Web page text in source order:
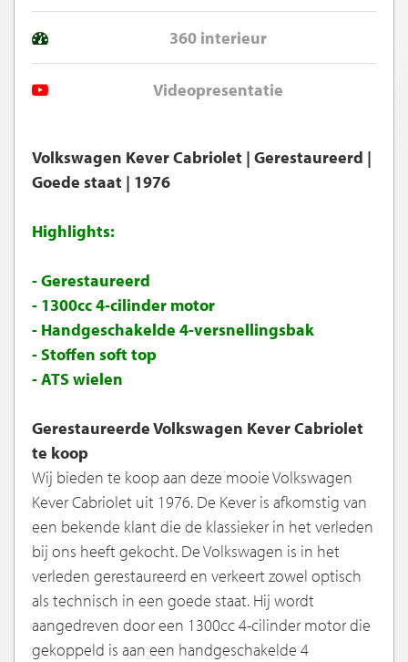
360 interieur
Videopresentatie
Volkswagen Kever Cabriolet | Gerestaureerd |
Goede staat | 1976
Highlights:
- Gerestaureerd
- 1300cc 4-cilinder motor
- Handgeschakelde 4-versnellingsbak
- Stoffen soft top
- ATS wielen
Gerestaureerde Volkswagen Kever Cabriolet
te koop
Wij bieden te koop aan deze mooie Volkswagen
Kever Cabriolet uit 1976. De Kever is afkomstig van
een bekende klant die de klassieker in het verleden
bij ons heeft gekocht. De Volkswagen is in het
verleden gerestaureerd en verkeert zowel optisch
als technisch in een goede staat. Hij wordt
aangedreven door een 1300cc 4-cilinder motor die
gekoppeld is aan een handgeschakelde 4